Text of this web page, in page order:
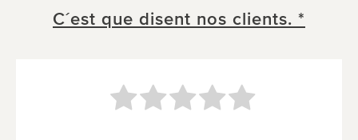
C´est que disent nos clients. *